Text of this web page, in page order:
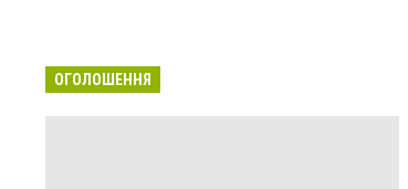
ОГОЛОШЕННЯ